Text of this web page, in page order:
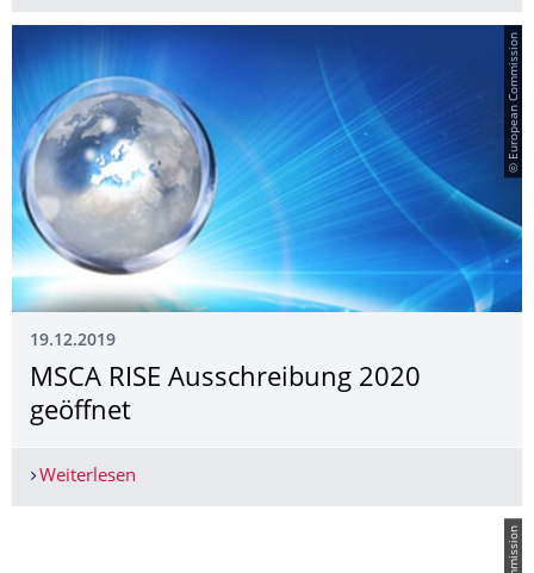
© European Commission
19.12.2019
MSCA RISE Ausschreibung 2020
geöffnet
Weiterlesen